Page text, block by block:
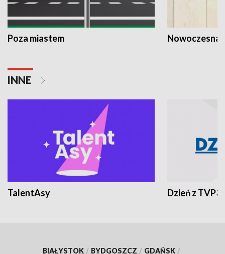
Poza miastem Nowoczesna
INNE
TalentAsy Dzień z TVP3
BIAŁYSTOK / BYDGOSZCZ / GDAŃSK /